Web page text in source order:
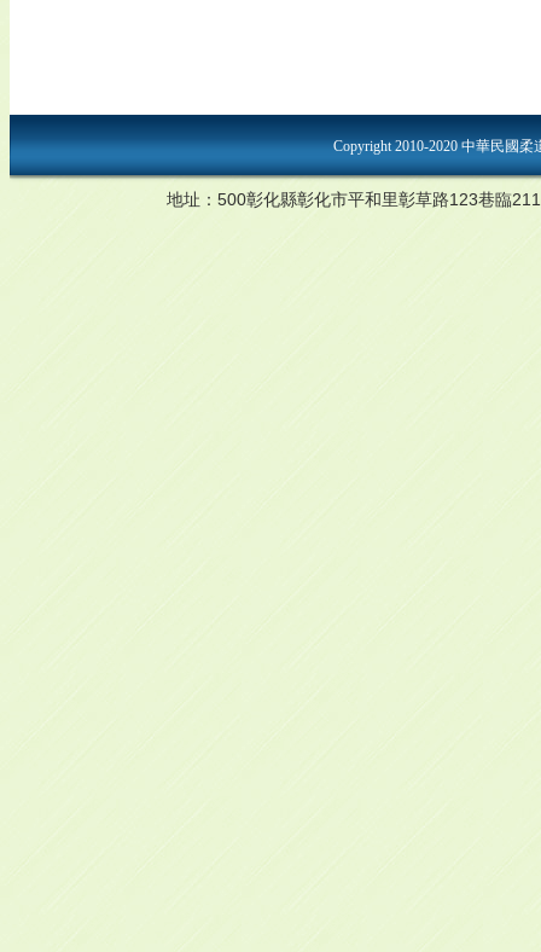
Copyright 2010-2020 中華民國
地址：500彰化縣彰化市平和里彰草路123巷臨